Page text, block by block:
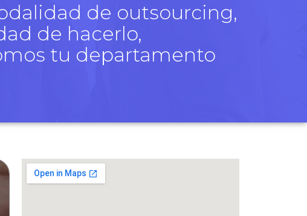
de outsourcing,
de hacerlo,
tu departamento